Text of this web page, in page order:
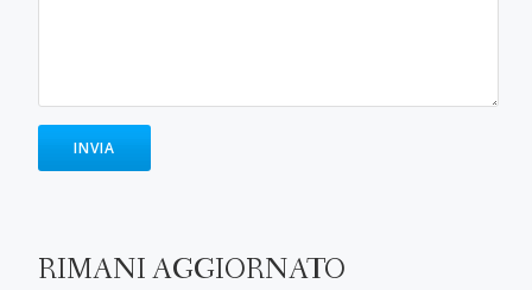
RIMANI AGGIORNATO